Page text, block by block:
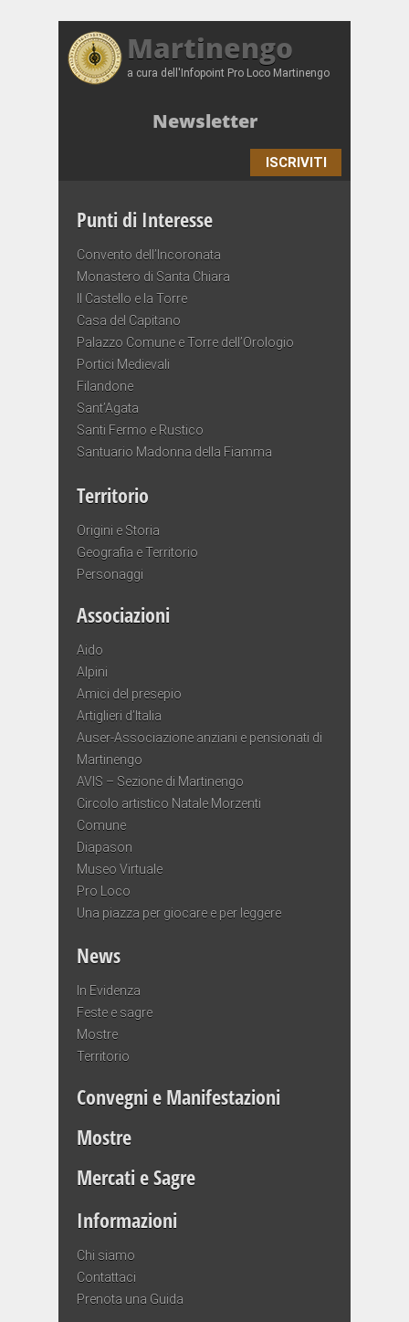
Martinengo
a cura dell'Infopoint Pro Loco Martinengo
Newsletter
ISCRIVITI
Punti di Interesse
Convento dell’Incoronata
Monastero di Santa Chiara
Il Castello e la Torre
Casa del Capitano
Palazzo Comune e Torre dell’Orologio
Portici Medievali
Filandone
Sant’Agata
Santi Fermo e Rustico
Santuario Madonna della Fiamma
Territorio
Origini e Storia
Geografia e Territorio
Personaggi
Associazioni
Aido
Alpini
Amici del presepio
Artiglieri d’Italia
Auser-Associazione anziani e pensionati di
Martinengo
AVIS – Sezione di Martinengo
Circolo artistico Natale Morzenti
Comune
Diapason
Museo Virtuale
Pro Loco
Una piazza per giocare e per leggere
News
In Evidenza
Feste e sagre
Mostre
Territorio
Convegni e Manifestazioni
Mostre
Mercati e Sagre
Informazioni
Chi siamo
Contattaci
Prenota una Guida